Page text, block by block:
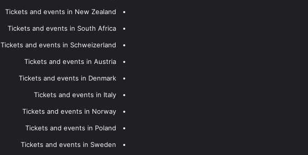
Tickets and events in New Zealand
Tickets and events in South Africa
Tickets and events in Schweizerland
Tickets and events in Austria
Tickets and events in Denmark
Tickets and events in Italy
Tickets and events in Norway
Tickets and events in Poland
Tickets and events in Sweden